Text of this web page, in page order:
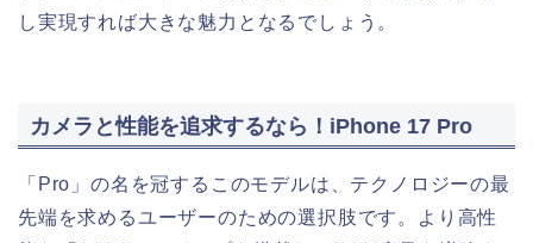
し実現すれば大きな魅力となるでしょう。
カメラと性能を追求するなら！iPhone 17 Pro
「Pro」の名を冠するこのモデルは、テクノロジーの最
先端を求めるユーザーのための選択肢です。より高性